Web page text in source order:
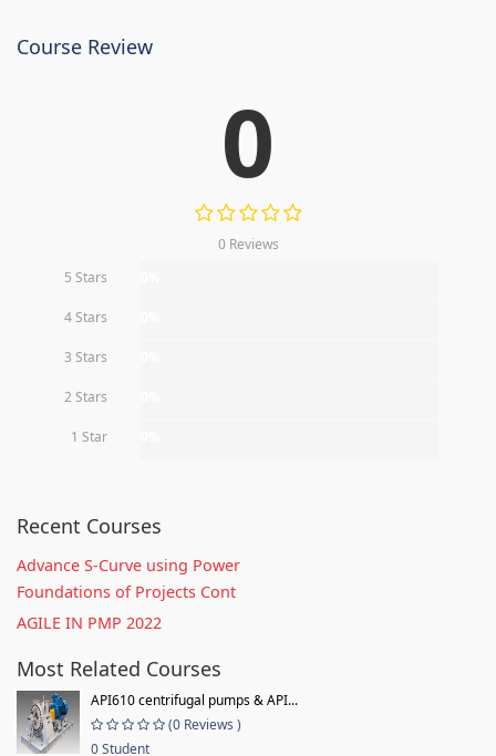
Course Review
0
0 Reviews
5 Stars
4 Stars
3 Stars
2 Stars
1 Star
Recent Courses
Advance S-Curve using Power
Foundations of Projects Cont
AGILE IN PMP 2022
Most Related Courses
API610 centrifugal pumps & API...
(0 Reviews )
0 Student